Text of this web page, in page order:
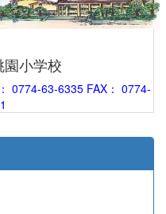
小学校
0774-63-6335 FAX： 0774-